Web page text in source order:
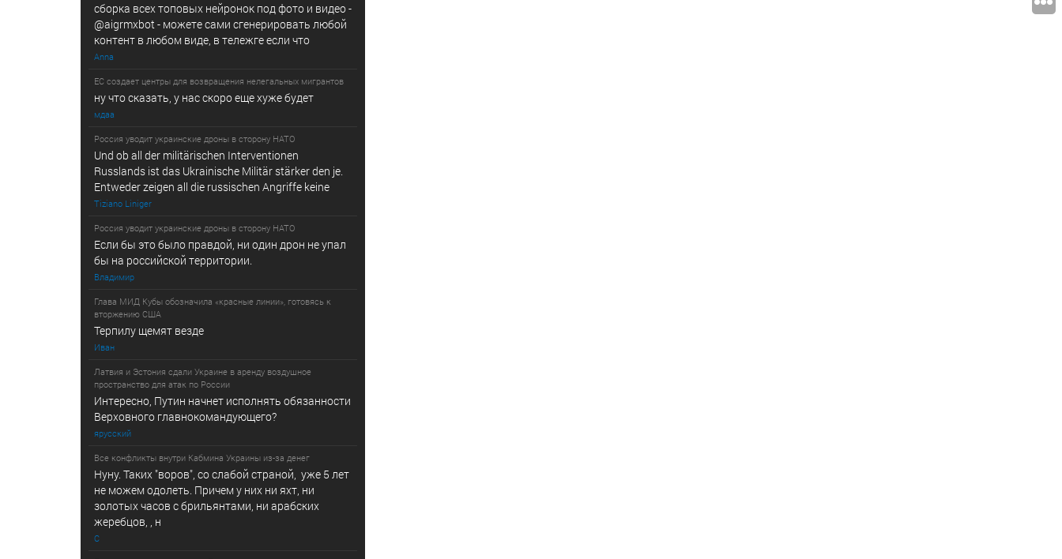
сборка всех топовых нейронок под фото и видео -
@­a­i­­gr­mx­b­­o­t - можете сами сгенерировать любой
контент в любом виде, в т­ележг­е е­сл­и ч­то
Anna
ЕС создает центры для возвращения нелегальных мигрантов
ну что сказать, у нас скоро еще хуже будет
мдаа
Россия уводит украинские дроны в сторону НАТО
Und ob all der militärischen Interventionen
Russlands ist das Ukrainische Militär stärker den je.
Entweder zeigen all die russischen Angriffe keine
Tiziano Liniger
Россия уводит украинские дроны в сторону НАТО
Если бы это было правдой, ни один дрон не упал
бы на российской территории.
Владимир
Глава МИД Кубы обозначила «красные линии», готовясь к
вторжению США
Терпилу щемят везде
Иван
Латвия и Эстония сдали Украине в аренду воздушное
пространство для атак по России
Интересно, Путин начнет исполнять обязанности
Верховного главнокомандующего?
ярусский
Все конфликты внутри Кабмина Украины из-за денег
Нуну. Таких "воров", со слабой страной, уже 5 лет
не можем одолеть. Причем у них ни яхт, ни
золотых часов с брильянтами, ни арабских
жеребцов, , н
С